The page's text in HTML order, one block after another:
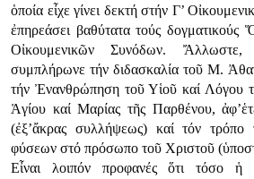
ὁποία εἶχε γίνει δεκτή στήν Γ’
ἐπηρεάσει βαθύτατα τούς
Οἰκουμενικῶν Συνόδων.
συμπλήρωνε τήν διδασκαλία τοῦ Μ.
τήν Ἐνανθρώπηση τοῦ Υἱοῦ καί Λόγου
Ἁγίου καί Μαρίας τῆς Παρθένου,
(ἐξ’ἄκρας συλλήψεως) καί τόν
φύσεων στό πρόσωπο τοῦ Χριστοῦ
Εἶναι λοιπόν προφανές ὅτι τόσο ἡ